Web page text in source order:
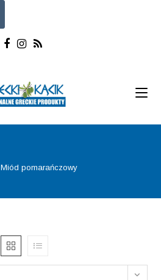
Miód pomarańczowy